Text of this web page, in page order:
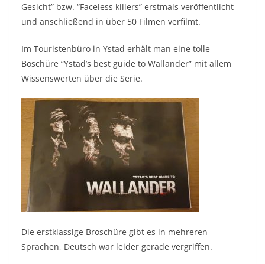
Gesicht” bzw. “Faceless killers” erstmals veröffentlicht
und anschließend in über 50 Filmen verfilmt.
Im Touristenbüro in Ystad erhält man eine tolle
Boschüre “Ystad’s best guide to Wallander” mit allem
Wissenswerten über die Serie.
Die erstklassige Broschüre gibt es in mehreren
Sprachen, Deutsch war leider gerade vergriffen.